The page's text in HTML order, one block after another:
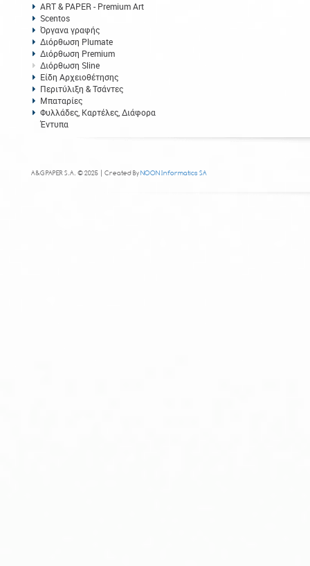
ART & PAPER - Premium Art
Scentos
Όργανα γραφής
Διόρθωση Plumate
Διόρθωση Premium
Διόρθωση Sline
Είδη Αρχειοθέτησης
Περιτύλιξη & Τσάντες
Μπαταρίες
Φυλλάδες, Καρτέλες, Διάφορα
Έντυπα
A&G PAPER S.A. © 2025 | Created ByNOON Informatics SA